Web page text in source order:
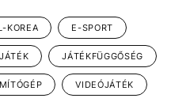
KOREA E-SPORT
JÁTÉK JÁTÉKFÜGGŐSÉG
VIDEÓJÁTÉK